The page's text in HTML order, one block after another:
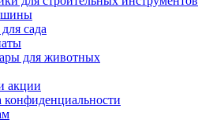
сада
для животных
акции